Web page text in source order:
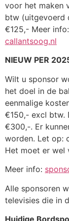
voor het maken
btw (uitgevoerd
€125,- Meer
callantsoog.nl
NIEUW PER
Wilt u sponsor
het doel in de
eenmalige
€150,- excl btw.
€300,-. Er
worden. Let op:
Het moet er wel
Meer info:
Alle sponsoren
televisies die in
Huidige